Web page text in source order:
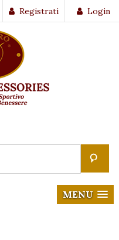
Login
Registrati
MENU